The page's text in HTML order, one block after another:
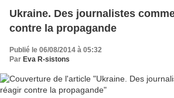
Ukraine. Des journalistes
contre la propagande
Publié le 06/08/2014 à 05:32
Par Eva R-sistons